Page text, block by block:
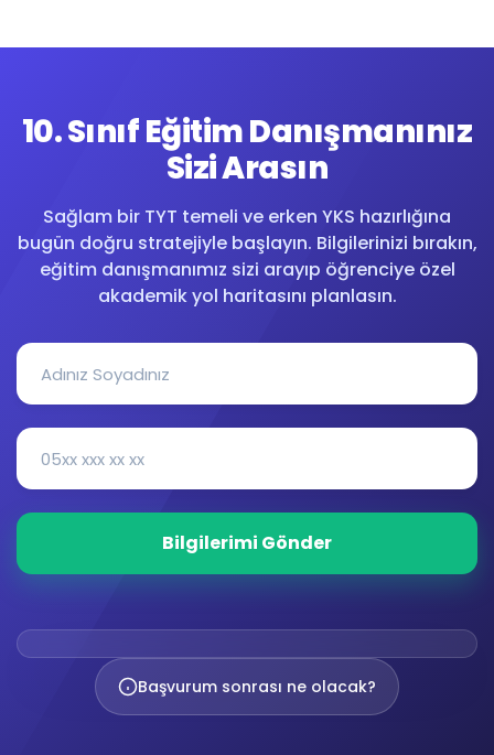
10. Sınıf Eğitim Danışmanınız
Sizi Arasın
Sağlam bir TYT temeli ve erken YKS hazırlığına
bugün doğru stratejiyle başlayın. Bilgilerinizi bırakın,
eğitim danışmanımız sizi arayıp öğrenciye özel
akademik yol haritasını planlasın.
Başvurum sonrası ne olacak?